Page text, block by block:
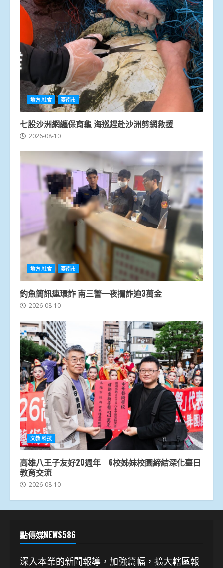
地方.社會 臺南市
七股沙洲網纏保育龜 海巡趕赴沙洲剪網救援
2026-08-10
地方.社會 臺南市
釣魚簡訊連環詐 南三警一夜攔詐逾3萬金
2026-08-10
文教.科技
高雄八王子友好20週年 6校姊妹校園締結深化臺日
教育交流
2026-08-10
點傳媒NEWS586
深入本業的新聞報導，加強篇幅，擴大轄區報